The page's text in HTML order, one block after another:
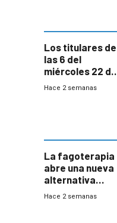
Los titulares de
las 6 del
miércoles 22 de
julio de 2026
Hace 2 semanas
La fagoterapia
abre una nueva
alternativa
contra bacterias
Hace 2 semanas